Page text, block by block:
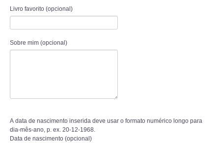
Livro favorito (opcional)
Sobre mim (opcional)
A data de nascimento inserida deve usar o formato numérico longo para
dia-mês-ano, p. ex. 20-12-1968.
Data de nascimento (opcional)